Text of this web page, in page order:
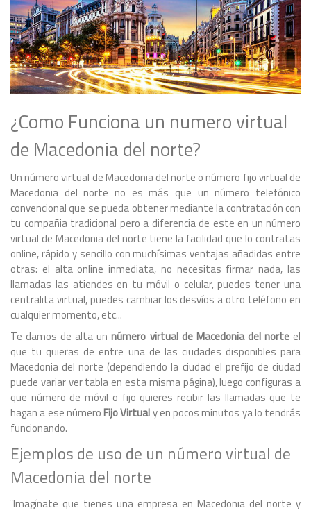
¿Como Funciona un numero virtual
de Macedonia del norte?
Un número virtual de Macedonia del norte o número fijo virtual de
Macedonia del norte no es más que un número telefónico
convencional que se pueda obtener mediante la contratación con
tu compañia tradicional pero a diferencia de este en un número
virtual de Macedonia del norte tiene la facilidad que lo contratas
online, rápido y sencillo con muchísimas ventajas añadidas entre
otras: el alta online inmediata, no necesitas firmar nada, las
llamadas las atiendes en tu móvil o celular, puedes tener una
centralita virtual, puedes cambiar los desvíos a otro teléfono en
cualquier momento, etc...
Te damos de alta unnúmero virtual de Macedonia del norteel
que tu quieras de entre una de las ciudades disponibles para
Macedonia del norte (dependiendo la ciudad el prefijo de ciudad
puede variar ver tabla en esta misma página), luego configuras a
que número de móvil o fijo quieres recibir las llamadas que te
hagan a ese númeroFijo Virtualy en pocos minutos ya lo tendrás
funcionando.
Ejemplos de uso de un número virtual de
Macedonia del norte
¨Imagínate que tienes una empresa en Macedonia del norte y